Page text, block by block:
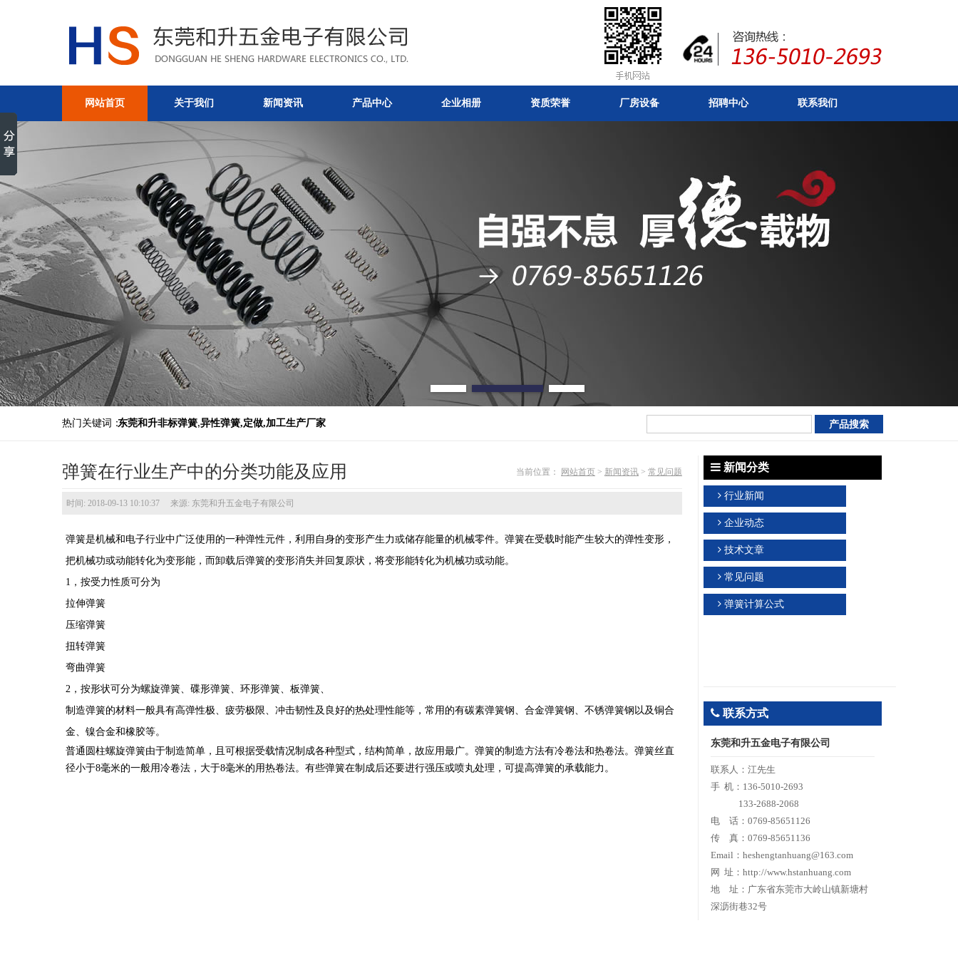
弹簧在行业生产中的分类功能及应用-常见
问题-东莞和升五金电子有限公司
网站首页 关于我们 新闻资讯 产品中心 企业相册 资质荣誉 厂房设备 招聘中心 联系我们
热门关键词：东莞和升非标弹簧,异性弹簧,定做,加工生产厂家
弹簧在行业生产中的分类功能及应用 当前位置： 网站首页 > 新闻资讯 > 常见问题
时间: 2018-09-13 10:10:37 来源: 东莞和升五金电子有限公司
弹簧是机械和电子行业中广泛使用的一种弹性元件，利用自身的变形产生力或储存能量的机械零件。弹簧在受载时能产生较大的弹性变形，
把机械功或动能转化为变形能，而卸载后弹簧的变形消失并回复原状，将变形能转化为机械功或动能。
1，按受力性质可分为
拉伸弹簧
压缩弹簧
扭转弹簧
弯曲弹簧
2，按形状可分为螺旋弹簧、碟形弹簧、环形弹簧、板弹簧、
制造弹簧的材料一般具有高弹性极、疲劳极限、冲击韧性及良好的热处理性能等，常用的有碳素弹簧钢、合金弹簧钢、不锈弹簧钢以及铜合
金、镍合金和橡胶等。
普通圆柱螺旋弹簧由于制造简单，且可根据受载情况制成各种型式，结构简单，故应用最广。弹簧的制造方法有冷卷法和热卷法。弹簧丝直
径小于8毫米的一般用冷卷法，大于8毫米的用热卷法。有些弹簧在制成后还要进行强压或喷丸处理，可提高弹簧的承载能力。
新闻分类
行业新闻
企业动态
技术文章
常见问题
弹簧计算公式
联系方式
东莞和升五金电子有限公司
联系人：江先生
手 机：136-5010-2693
133-2688-2068
电 话：0769-85651126
传 真：0769-85651136
Email：heshengtanhuang@163.com
网 址：http://www.hstanhuang.com
地 址：广东省东莞市大岭山镇新塘村
深沥街巷32号